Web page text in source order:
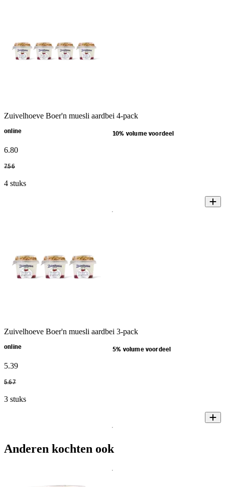
Zuivelhoeve Boer'n muesli aardbei 4-pack
online 10% volume voordeel
6.80
7.56
4 stuks
Zuivelhoeve Boer'n muesli aardbei 3-pack
online 5% volume voordeel
5.39
5.67
3 stuks
Anderen kochten ook